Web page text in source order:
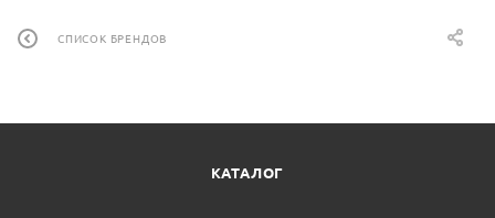
СПИСОК БРЕНДОВ
КАТАЛОГ